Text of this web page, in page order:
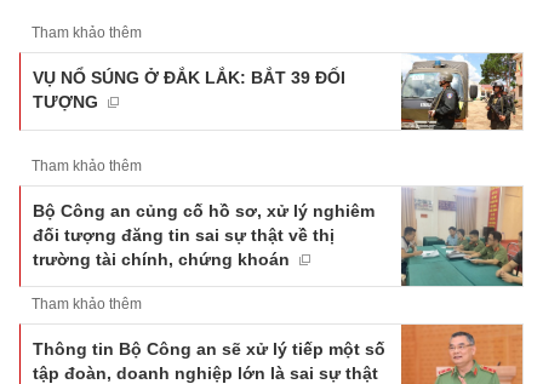
Tham khảo thêm
VỤ NỔ SÚNG Ở ĐẮK LẮK: BẮT 39 ĐỐI
TƯỢNG
Tham khảo thêm
Bộ Công an củng cố hồ sơ, xử lý nghiêm
đối tượng đăng tin sai sự thật về thị
trường tài chính, chứng khoán
Tham khảo thêm
Thông tin Bộ Công an sẽ xử lý tiếp một số
tập đoàn, doanh nghiệp lớn là sai sự thật